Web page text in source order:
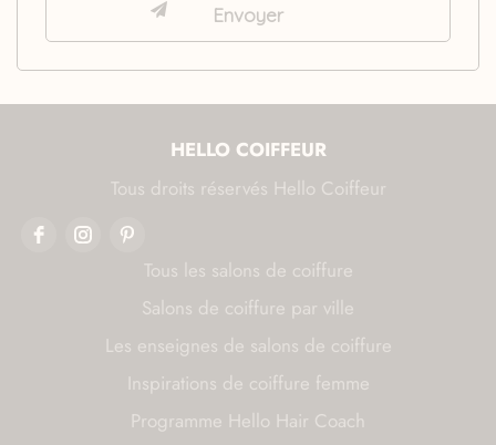
HELLO COIFFEUR
Tous droits réservés Hello Coiffeur
Tous les salons de coiffure
Salons de coiffure par ville
Les enseignes de salons de coiffure
Inspirations de coiffure femme
Programme Hello Hair Coach